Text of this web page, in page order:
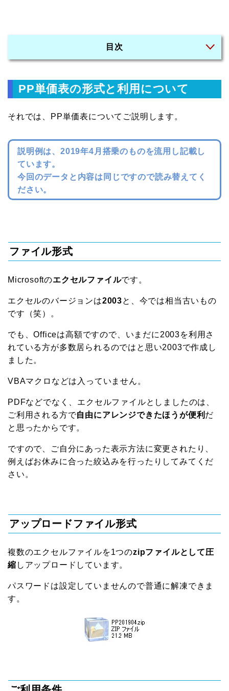
目次
PP単価表の形式と利用について
それでは、PP単価表についてご説明します。
説明例は、2019年4月搭乗のものを流用し記載し
ています。
今回のデータと内容は同じですので読み替えてく
ださい。
ファイル形式
Microsoftのエクセルファイルです。
エクセルのバージョンは2003と、今では相当古いもの
です（笑）。
でも、Officeは高額ですので、いまだに2003を利用さ
れている方が多数居られるのではと思い2003で作成し
ました。
VBAマクロなどは入っていません。
PDFなどでなく、エクセルファイルとしましたのは、
ご利用される方で自由にアレンジできたほうが便利 だ
と思ったからです。
ですので、ご自分にあった表示方法に変更されたり、
例えばお休みに合った絞込みを行ったりしてみてくだ
さい。
アップロードファイル形式
複数のエクセルファイルを1つのzipファイルとして圧
縮 しアップロードしています。
パスワードは設定していませんので普通に解凍できま
す。